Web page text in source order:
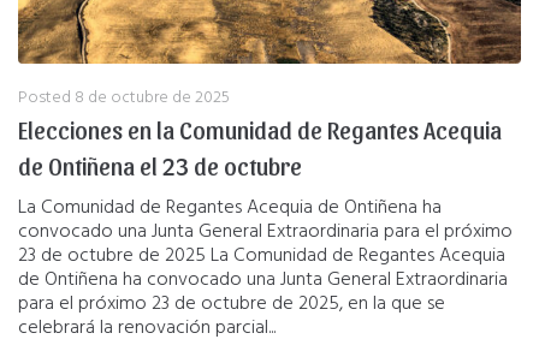
Posted 8 de octubre de 2025
Elecciones en la Comunidad de Regantes Acequia
de Ontiñena el 23 de octubre
La Comunidad de Regantes Acequia de Ontiñena ha
convocado una Junta General Extraordinaria para el próximo
23 de octubre de 2025 La Comunidad de Regantes Acequia
de Ontiñena ha convocado una Junta General Extraordinaria
para el próximo 23 de octubre de 2025, en la que se
celebrará la renovación parcial...